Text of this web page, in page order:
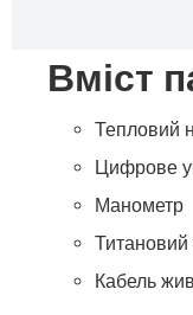
Вміст
Тепловий
Цифрове
Манометр
Титановий
Кабель